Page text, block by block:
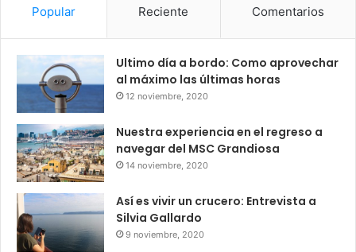
Popular Reciente Comentarios
Ultimo día a bordo: Como aprovechar
al máximo las últimas horas
12 noviembre, 2020
Nuestra experiencia en el regreso a
navegar del MSC Grandiosa
14 noviembre, 2020
Así es vivir un crucero: Entrevista a
Silvia Gallardo
9 noviembre, 2020